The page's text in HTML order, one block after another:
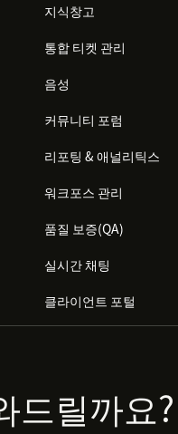
지식창고
통합 티켓 관리
음성
커뮤니티 포럼
리포팅 & 애널리틱스
워크포스 관리
품질 보증(QA)
실시간 채팅
클라이언트 포털
드릴까요?